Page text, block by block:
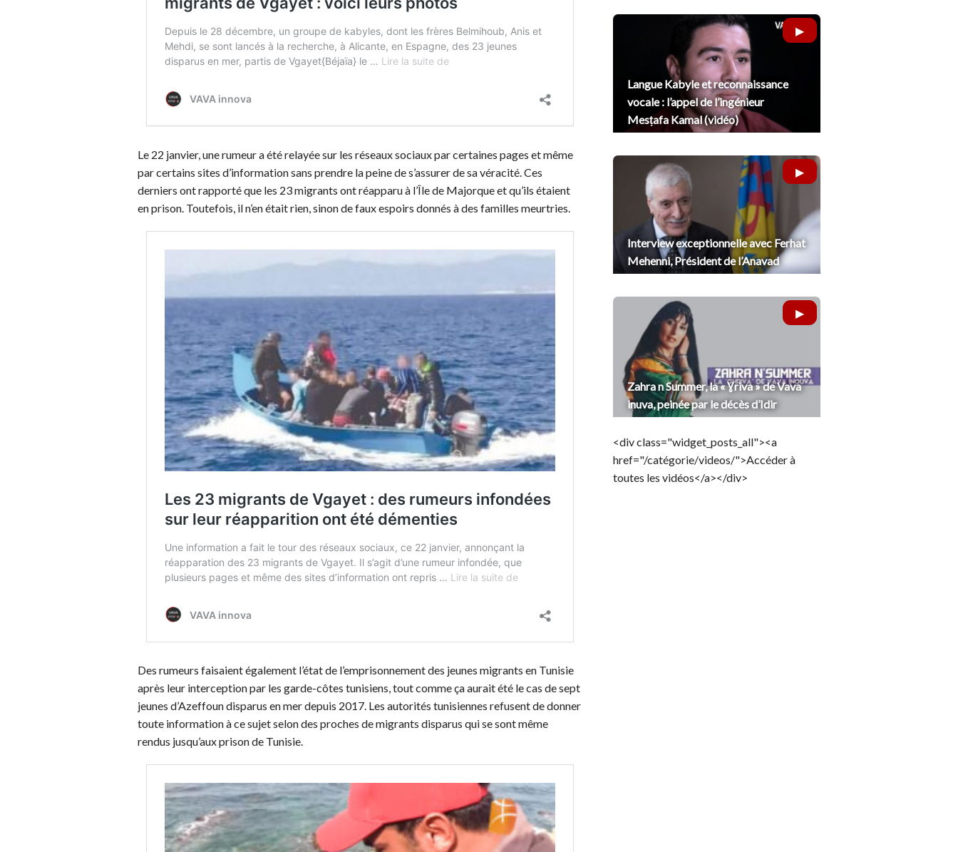
Le 22 janvier, une rumeur a été relayée sur les réseaux sociaux par certaines pages et même
par certains sites d’information sans prendre la peine de s’assurer de sa véracité. Ces
derniers ont rapporté que les 23 migrants ont réapparu à l’Île de Majorque et qu’ils étaient
en prison. Toutefois, il n’en était rien, sinon de faux espoirs donnés à des familles meurtries.
Des rumeurs faisaient également l’état de l’emprisonnement des jeunes migrants en Tunisie
après leur interception par les garde-côtes tunisiens, tout comme ça aurait été le cas de sept
jeunes d’Azeffoun disparus en mer depuis 2017. Les autorités tunisiennes refusent de donner
toute information à ce sujet selon des proches de migrants disparus qui se sont même
rendus jusqu’aux prison de Tunisie.
Langue Kabyle et reconnaissance
vocale : l’appel de l’ingénieur
Mesṭafa Kamal (vidéo)
Interview exceptionnelle avec Ferhat
Mehenni, Président de l’Anavad
Zahra n Summer, la « Ɣriva » de Vava
inuva, peinée par le décès d’Idir
<div class="widget_posts_all"><a
href="/catégorie/videos/">Accéder à
toutes les vidéos</a></div>